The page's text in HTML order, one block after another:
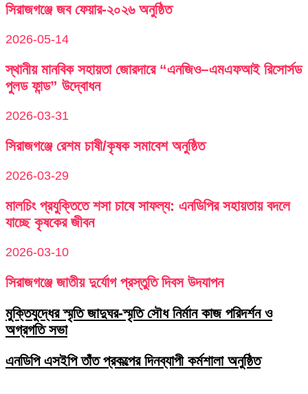
সিরাজগঞ্জে জব ফেয়ার-২০২৬ অনুষ্ঠিত
2026-05-14
স্থানীয় মানবিক সহায়তা জোরদারে “এনজিও–এমএফআই রিসোর্সড
পুলড ফান্ড” উদ্বোধন
2026-03-31
সিরাজগঞ্জে রেশম চাষী/কৃষক সমাবেশ অনুষ্ঠিত
2026-03-29
মালচিং প্রযুক্তিতে শসা চাষে সাফল্য: এনডিপির সহায়তায় বদলে
যাচ্ছে কৃষকের জীবন
2026-03-10
সিরাজগঞ্জে জাতীয় দুর্যোগ প্রস্তুতি দিবস উদযাপন
মুক্তিযুদ্ধের স্মৃতি জাদুঘর-স্মৃতি সৌধ নির্মান কাজ পরিদর্শন ও
অগ্রগতি সভা
এনডিপি এসইপি তাঁত প্রকল্পের দিনব্যাপী কর্মশালা অনুষ্ঠিত